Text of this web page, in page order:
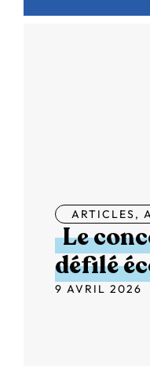
ARTICLES,
Le
défilé
9 AVRIL 2026